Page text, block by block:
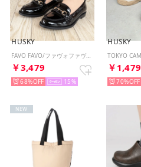
HUSKY
￥3,479
68% 15
HUSKY
￥1,479
70%
NEW